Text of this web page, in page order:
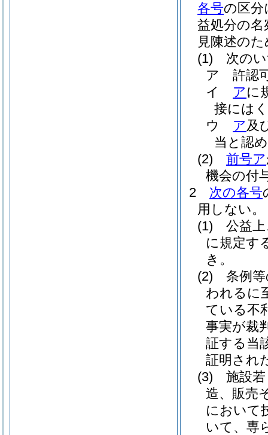
各号の区分
益処分の
見陳述の
(1)
次の
ア
許認
イ
アに
接には
ウ
ア及
当と認
(2)
前号ア
機会の付
2
次の各号
用しない。
(1)
公益
に規定す
き。
(2)
条例
われるに
ている不
事実が裁
証する当
証明され
(3)
施設
造、販売
において
いて、専